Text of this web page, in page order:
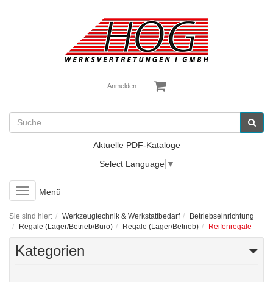
Anmelden
Aktuelle PDF-Kataloge
Select Language ▼
Toggle
navigation
Menü
Sie sind hier: Werkzeugtechnik & Werkstattbedarf
Betriebseinrichtung
Regale (Lager/Betrieb/Büro)
Regale (Lager/Betrieb) Reifenregale
Kategorien